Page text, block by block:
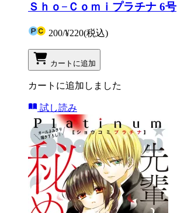
Ｓｈｏ−Ｃｏｍｉプラチナ 6号
200/¥220(税込)
カートに追加
カートに追加しました
試し読み